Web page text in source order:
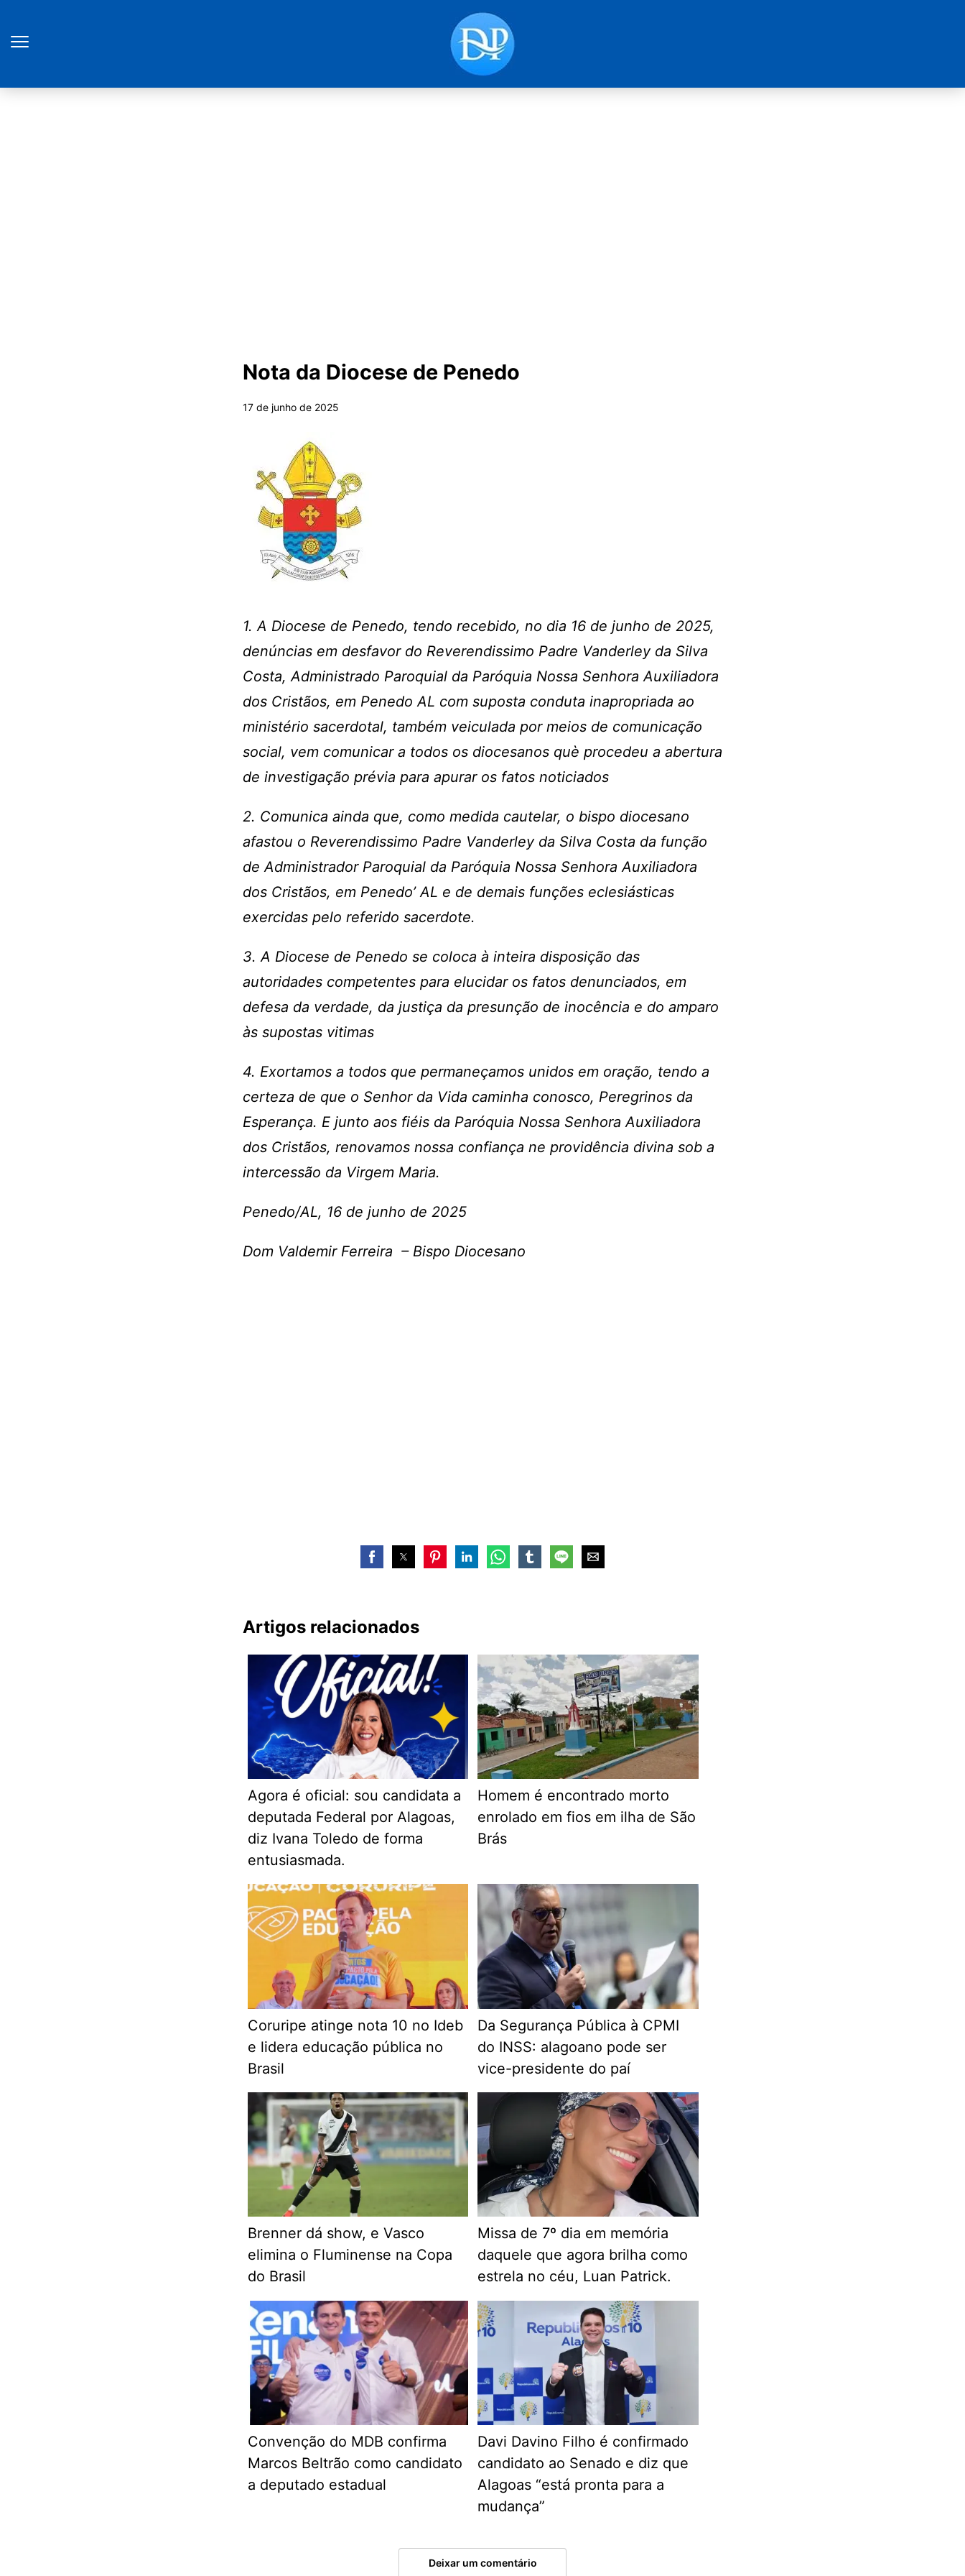
Nota da Diocese de Penedo
17 de junho de 2025
1. A Diocese de Penedo, tendo recebido, no dia 16 de junho de 2025,
denúncias em desfavor do Reverendissimo Padre Vanderley da Silva
Costa, Administrado Paroquial da Paróquia Nossa Senhora Auxiliadora
dos Cristãos, em Penedo AL com suposta conduta inapropriada ao
ministério sacerdotal, também veiculada por meios de comunicação
social, vem comunicar a todos os diocesanos què procedeu a abertura
de investigação prévia para apurar os fatos noticiados
2. Comunica ainda que, como medida cautelar, o bispo diocesano
afastou o Reverendissimo Padre Vanderley da Silva Costa da função
de Administrador Paroquial da Paróquia Nossa Senhora Auxiliadora
dos Cristãos, em Penedo’ AL e de demais funções eclesiásticas
exercidas pelo referido sacerdote.
3. A Diocese de Penedo se coloca à inteira disposição das
autoridades competentes para elucidar os fatos denunciados, em
defesa da verdade, da justiça da presunção de inocência e do amparo
às supostas vitimas
4. Exortamos a todos que permaneçamos unidos em oração, tendo a
certeza de que o Senhor da Vida caminha conosco, Peregrinos da
Esperança. E junto aos fiéis da Paróquia Nossa Senhora Auxiliadora
dos Cristãos, renovamos nossa confiança ne providência divina sob a
intercessão da Virgem Maria.
Penedo/AL, 16 de junho de 2025
Dom Valdemir Ferreira – Bispo Diocesano
Artigos relacionados
Agora é oficial: sou candidata a
deputada Federal por Alagoas,
diz Ivana Toledo de forma
entusiasmada.
Homem é encontrado morto
enrolado em fios em ilha de São
Brás
Coruripe atinge nota 10 no Ideb
e lidera educação pública no
Brasil
Da Segurança Pública à CPMI
do INSS: alagoano pode ser
vice-presidente do paí
Brenner dá show, e Vasco
elimina o Fluminense na Copa
do Brasil
Missa de 7º dia em memória
daquele que agora brilha como
estrela no céu, Luan Patrick.
Convenção do MDB confirma
Marcos Beltrão como candidato
a deputado estadual
Davi Davino Filho é confirmado
candidato ao Senado e diz que
Alagoas “está pronta para a
mudança”
Deixar um comentário